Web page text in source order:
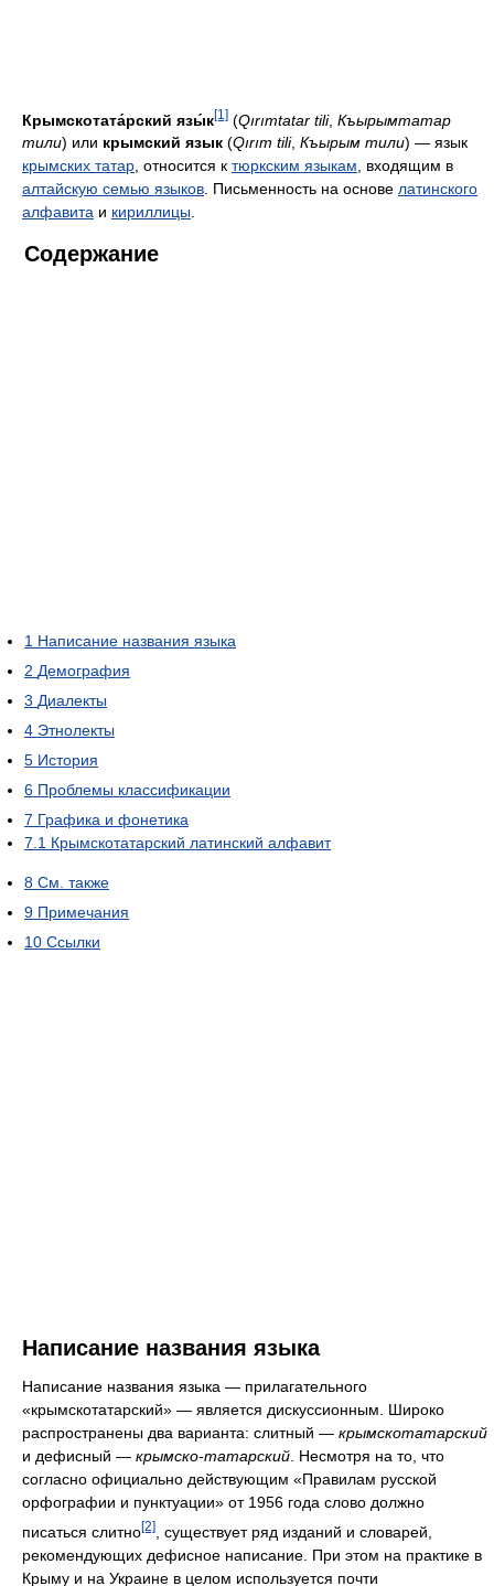
Крымскотата́рский язы́к[1] (Qırımtatar tili, Къырымтатар
тили) или крымский язык (Qırım tili, Къырым тили) — язык
крымских татар, относится к тюркским языкам, входящим в
алтайскую семью языков. Письменность на основе латинского
алфавита и кириллицы.
Содержание
1 Написание названия языка
2 Демография
3 Диалекты
4 Этнолекты
5 История
6 Проблемы классификации
7 Графика и фонетика
7.1 Крымскотатарский латинский алфавит
8 См. также
9 Примечания
10 Ссылки
Написание названия языка
Написание названия языка — прилагательного
«крымскотатарский» — является дискуссионным. Широко
распространены два варианта: слитный — крымскотатарский
и дефисный — крымско-татарский. Несмотря на то, что
согласно официально действующим «Правилам русской
орфографии и пунктуации» от 1956 года слово должно
писаться слитно[2]
, существует ряд изданий и словарей,
рекомендующих дефисное написание. При этом на практике в
Крыму и на Украине в целом используется почти